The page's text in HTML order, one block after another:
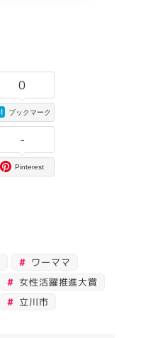
0
ブックマーク
-
Pinterest
ワーママ
女性活躍推進大賞
立川市